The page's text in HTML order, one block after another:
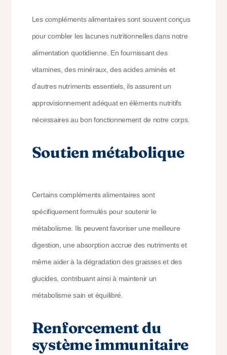
Les compléments alimentaires sont souvent conçus
pour combler les lacunes nutritionnelles dans notre
alimentation quotidienne. En fournissant des
vitamines, des minéraux, des acides aminés et
d’autres nutriments essentiels, ils assurent un
approvisionnement adéquat en éléments nutritifs
nécessaires au bon fonctionnement de notre corps.
Soutien métabolique
Certains compléments alimentaires sont
spécifiquement formulés pour soutenir le
métabolisme. Ils peuvent favoriser une meilleure
digestion, une absorption accrue des nutriments et
même aider à la dégradation des graisses et des
glucides, contribuant ainsi à maintenir un
métabolisme sain et équilibré.
Renforcement du
système immunitaire